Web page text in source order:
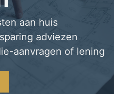
aan huis
adviezen
aanvragen of lening